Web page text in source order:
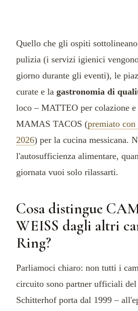
Quello che gli ospiti
pulizia (i servizi igienici
giorno durante gli eventi), le
curate e la gastronomia di
loco – MATTEO per colazione e
MAMAS TACOS (premiato
2026) per la cucina messicana.
l'autosufficienza alimentare,
giornata vuoi solo rilassarti.
Cosa distingue
WEISS dagli altri
Ring?
Parliamoci chiaro: non tutti i
circuito sono partner ufficiali
Schitterhof porta dal 1999 –